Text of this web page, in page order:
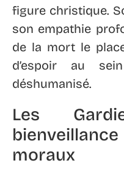
figure christique.
son empathie
de la mort le
d’espoir au
déshumanisé.
Les
moraux